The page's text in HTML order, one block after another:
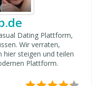
Dating Plattform,
Wir verraten,
hier steigen und teilen
Plattform.